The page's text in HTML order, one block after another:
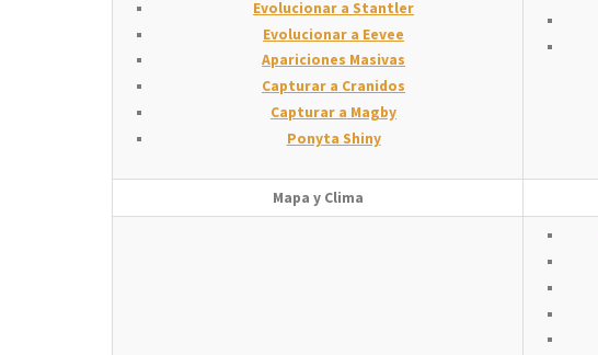
Evolucionar a Stantler
Evolucionar a Eevee
Apariciones Masivas
Capturar a Cranidos
Capturar a Magby
Ponyta Shiny
Mapa y Clima